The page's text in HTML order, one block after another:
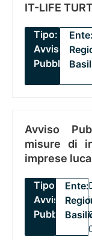
IT-LIFE
Tipo:
Avviso
Pubblico
Ente:
Avviso
misure di
imprese
Tipo:
Avviso
Pubblico
Ente: